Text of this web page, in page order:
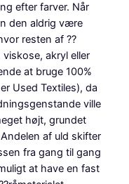
efter farver. Når
den aldrig være
resten af ??
akryl eller
at bruge 100%
Used Textiles), da
ville
højt, grundet
af uld skifter
fra gang til gang
at have en fast